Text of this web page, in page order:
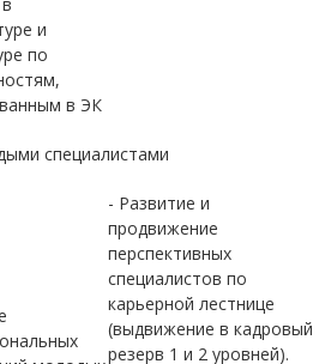
и
по
в ЭК
специалистами
- Развитие и
продвижение
перспективных
специалистов по
карьерной лестнице
(выдвижение в кадровый
резерв 1 и 2 уровней).